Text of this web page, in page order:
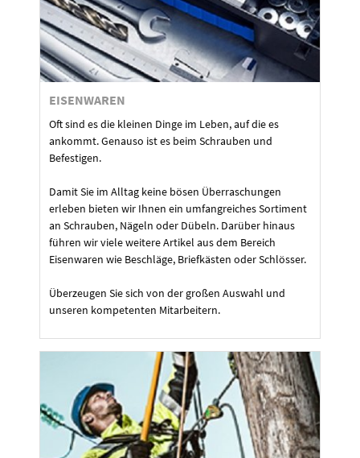
EISENWAREN
Oft sind es die kleinen Dinge im Leben, auf die es
ankommt. Genauso ist es beim Schrauben und
Befestigen.
Damit Sie im Alltag keine bösen Überraschungen
erleben bieten wir Ihnen ein umfangreiches Sortiment
an Schrauben, Nägeln oder Dübeln. Darüber hinaus
führen wir viele weitere Artikel aus dem Bereich
Eisenwaren wie Beschläge, Briefkästen oder Schlösser.
Überzeugen Sie sich von der großen Auswahl und
unseren kompetenten Mitarbeitern.